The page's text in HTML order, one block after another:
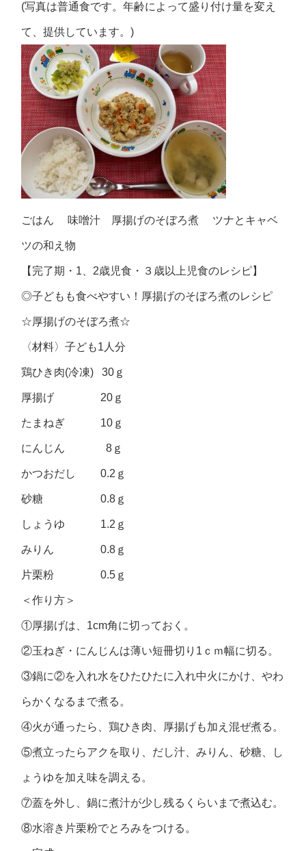
(写真は普通食です。年齢によって盛り付け量を変え
て、提供しています。)
ごはん 味噌汁 厚揚げのそぼろ煮 ツナとキャベ
ツの和え物
【完了期・1、2歳児食・３歳以上児食のレシピ】
◎子どもも食べやすい！厚揚げのそぼろ煮のレシピ
☆厚揚げのそぼろ煮☆
〈材料〉子ども1人分
鶏ひき肉(冷凍) 30ｇ
厚揚げ 20ｇ
たまねぎ 10ｇ
にんじん 8ｇ
かつおだし 0.2ｇ
砂糖 0.8ｇ
しょうゆ 1.2ｇ
みりん 0.8ｇ
片栗粉 0.5ｇ
＜作り方＞
①厚揚げは、1cm角に切っておく。
②玉ねぎ・にんじんは薄い短冊切り1ｃｍ幅に切る。
③鍋に②を入れ水をひたひたに入れ中火にかけ、やわ
らかくなるまで煮る。
④火が通ったら、鶏ひき肉、厚揚げも加え混ぜ煮る。
⑤煮立ったらアクを取り、だし汁、みりん、砂糖、し
ょうゆを加え味を調える。
⑦蓋を外し、鍋に煮汁が少し残るくらいまで煮込む。
⑧水溶き片栗粉でとろみをつける。